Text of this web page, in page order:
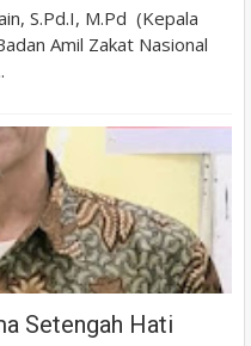
S.Pd.I, M.Pd (Kepala
Amil Zakat Nasional
Setengah Hati